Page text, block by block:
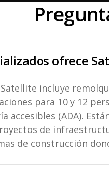
ofrece
incluye
para 10 y 12
accesibles (ADA).
de
de construcción